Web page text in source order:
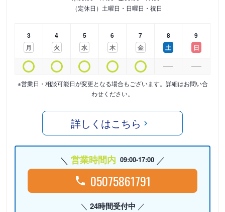
（定休日）土曜日・日曜日・祝日
3
月
4
火
5
水
6
木
7
金
8
土
9
日
※営業日・相談可能日が変更となる場合もございます。詳細はお問い合
わせください。
詳しくはこちら
営業時間内 09:00-17:00
05075861791
24時間受付中